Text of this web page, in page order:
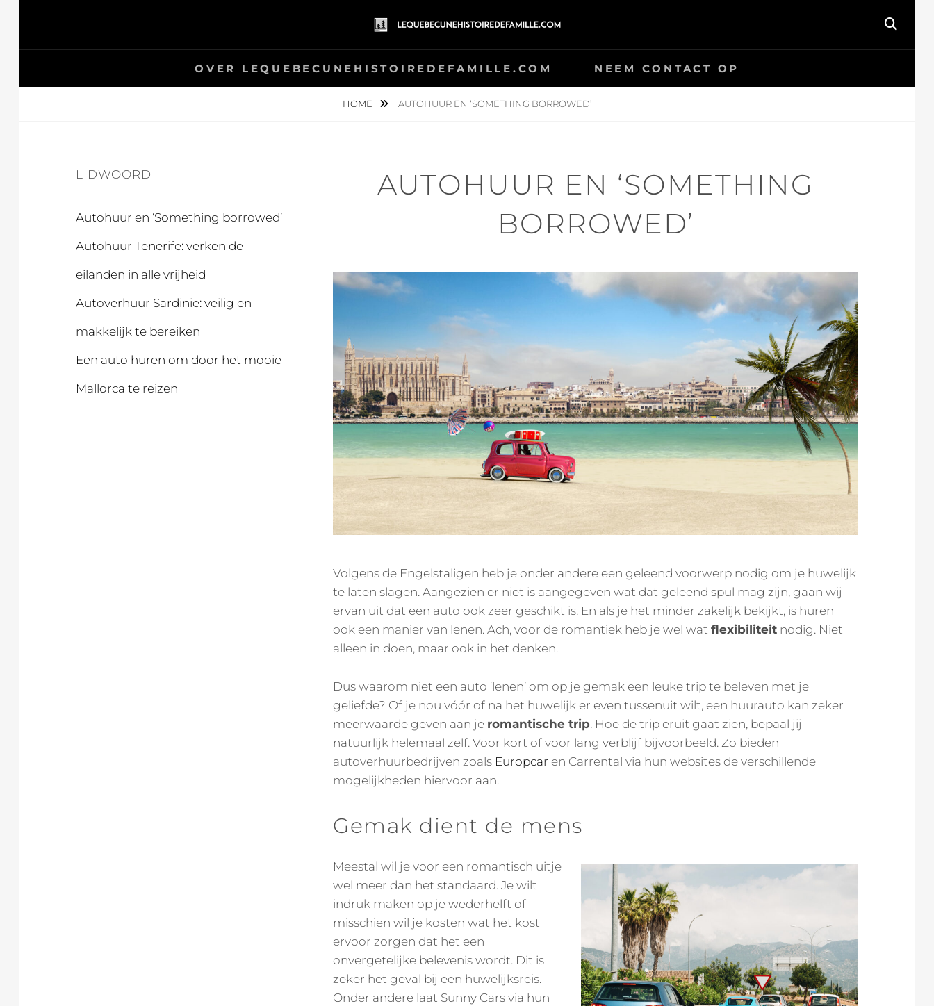
content LEQUEBECUNEHISTOIREDEFAMILLE.COM
OVER LEQUEBECUNEHISTOIREDEFAMILLE.COM NEEM CONTACT OP
HOME AUTOHUUR EN ‘SOMETHING BORROWED’
AUTOHUUR EN ‘SOMETHING
BORROWED’
Volgens de Engelstaligen heb je onder andere een geleend voorwerp nodig om je huwelijk
te laten slagen. Aangezien er niet is aangegeven wat dat geleend spul mag zijn, gaan wij
ervan uit dat een auto ook zeer geschikt is. En als je het minder zakelijk bekijkt, is huren
ook een manier van lenen. Ach, voor de romantiek heb je wel wat flexibiliteit nodig. Niet
alleen in doen, maar ook in het denken.
Dus waarom niet een auto ‘lenen’ om op je gemak een leuke trip te beleven met je
geliefde? Of je nou vóór of na het huwelijk er even tussenuit wilt, een huurauto kan zeker
meerwaarde geven aan je romantische trip. Hoe de trip eruit gaat zien, bepaal jij
natuurlijk helemaal zelf. Voor kort of voor lang verblijf bijvoorbeeld. Zo bieden
autoverhuurbedrijven zoals Europcar en Carrental via hun websites de verschillende
mogelijkheden hiervoor aan.
Gemak dient de mens
Meestal wil je voor een romantisch uitje
wel meer dan het standaard. Je wilt
indruk maken op je wederhelft of
misschien wil je kosten wat het kost
ervoor zorgen dat het een
onvergetelijke belevenis wordt. Dit is
zeker het geval bij een huwelijksreis.
Onder andere laat Sunny Cars via hun
LIDWOORD
Autohuur en ‘Something borrowed’
Autohuur Tenerife: verken de
eilanden in alle vrijheid
Autoverhuur Sardinië: veilig en
makkelijk te bereiken
Een auto huren om door het mooie
Mallorca te reizen